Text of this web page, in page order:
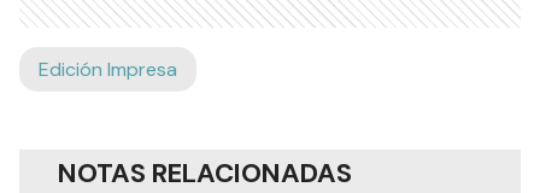
Edición Impresa
NOTAS RELACIONADAS